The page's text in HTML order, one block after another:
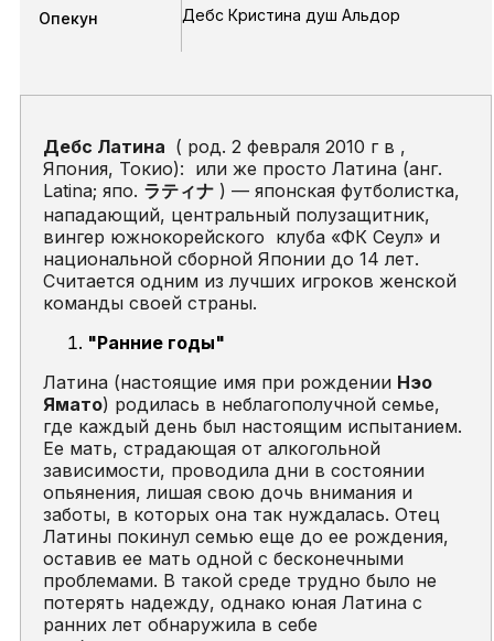
Опекун Дебс Кристина душ Альдор
Дебс Латина ( род. 2 февраля 2010 г в ,
Япония, Токио): или же просто Латина (анг.
Latina; япо. ラティナ ) — японская футболистка,
нападающий, центральный полузащитник,
вингер южнокорейского клуба «ФК Сеул» и
национальной сборной Японии до 14 лет.
Считается одним из лучших игроков женской
команды своей страны.
"Ранние годы"
Латина (настоящие имя при рождении Нэо
Ямато) родилась в неблагополучной семье,
где каждый день был настоящим испытанием.
Ее мать, страдающая от алкогольной
зависимости, проводила дни в состоянии
опьянения, лишая свою дочь внимания и
заботы, в которых она так нуждалась. Отец
Латины покинул семью еще до ее рождения,
оставив ее мать одной с бесконечными
проблемами. В такой среде трудно было не
потерять надежду, однако юная Латина с
ранних лет обнаружила в себе